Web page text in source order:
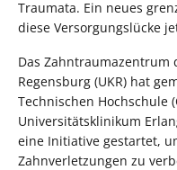
Traumata. Ein neues
diese Versorgungslücke
Das Zahntraumazentrum
Regensburg (UKR) hat
Technischen Hochschule
Universitätsklinikum
eine Initiative gestartet,
Zahnverletzungen zu